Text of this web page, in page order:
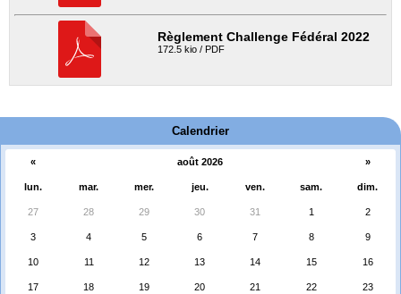
Règlement Challenge Fédéral 2022
172.5 kio / PDF
Calendrier
« août 2026 »
lun. mar. mer. jeu. ven. sam. dim.
27 28 29 30 31 1 2
3 4 5 6 7 8 9
10 11 12 13 14 15 16
17 18 19 20 21 22 23